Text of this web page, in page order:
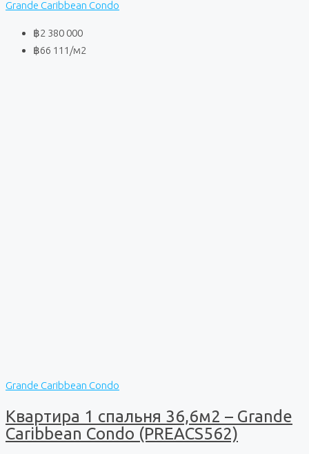
Grande Caribbean Condo
฿2 380 000
฿66 111 /м2
Grande Caribbean Condo
Квартира 1 спальня 36,6м2 – Grande
Caribbean Condo (PREACS562)